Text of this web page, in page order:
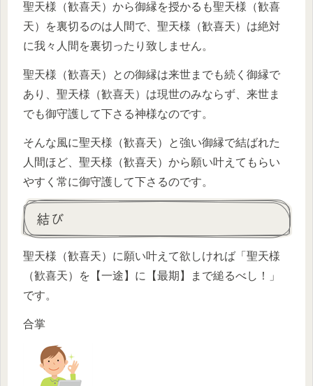
聖天様（歓喜天）から御縁を授かるも聖天様（歓喜
天）を裏切るのは人間で、聖天様（歓喜天）は絶対
に我々人間を裏切ったり致しません。
聖天様（歓喜天）との御縁は来世までも続く御縁で
あり、聖天様（歓喜天）は現世のみならず、来世ま
でも御守護して下さる神様なのです。
そんな風に聖天様（歓喜天）と強い御縁で結ばれた
人間ほど、聖天様（歓喜天）から願い叶えてもらい
やすく常に御守護して下さるのです。
結び
聖天様（歓喜天）に願い叶えて欲しければ「聖天様
（歓喜天）を【一途】に【最期】まで縋るべし！」
です。
合掌